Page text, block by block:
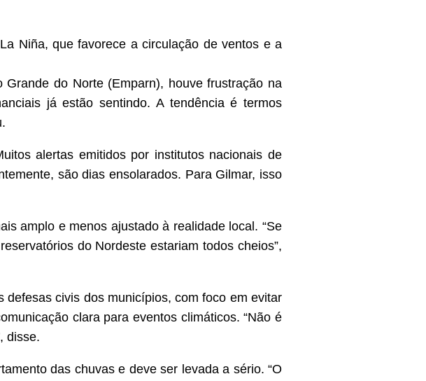
Niña, que favorece a circulação de ventos e a
do Norte (Emparn), houve frustração na
já estão sentindo. A tendência é termos
alertas emitidos por institutos nacionais de
são dias ensolarados. Para Gilmar, isso
amplo e menos ajustado à realidade local. “Se
do Nordeste estariam todos cheios”,
civis dos municípios, com foco em evitar
clara para eventos climáticos. “Não é
disse.
das chuvas e deve ser levada a sério. “O